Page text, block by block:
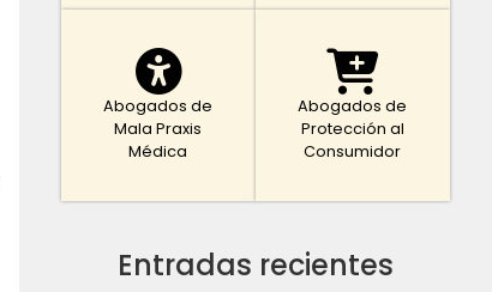
Abogados de
Mala Praxis
Médica
Abogados de
Protección al
Consumidor
Entradas recientes